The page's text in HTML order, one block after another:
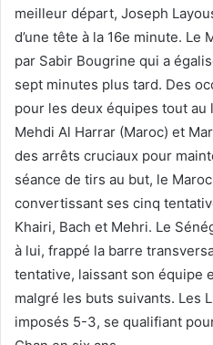
meilleur départ, Joseph
d’une tête à la 16e minute. Le
par Sabir Bougrine qui a
sept minutes plus tard. Des
pour les deux équipes tout au
Mehdi Al Harrar (Maroc) et
des arrêts cruciaux pour
séance de tirs au but, le
convertissant ses cinq
Khairi, Bach et Mehri. Le
à lui, frappé la barre
tentative, laissant son équipe
malgré les buts suivants. Les
imposés 5-3, se qualifiant